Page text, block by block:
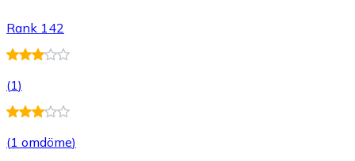
Rank 142
(1)
(1 omdöme)